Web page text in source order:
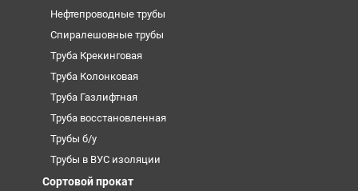
Нефтепроводные трубы
Спиралешовные трубы
Труба Крекинговая
Труба Колонковая
Труба Газлифтная
Труба восстановленная
Трубы б/у
Трубы в ВУС изоляции
Сортовой прокат